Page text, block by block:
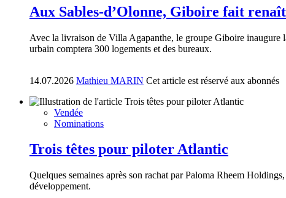
Aux Sables-d’Olonne, Giboire fait
Avec la livraison de Villa Agapanthe, le groupe Giboire inaugure
urbain comptera 300 logements et des bureaux.
14.07.2026 Mathieu MARIN Cet article est réservé aux abonnés
Vendée
Nominations
Trois têtes pour piloter Atlantic
Quelques semaines après son rachat par Paloma Rheem
développement.